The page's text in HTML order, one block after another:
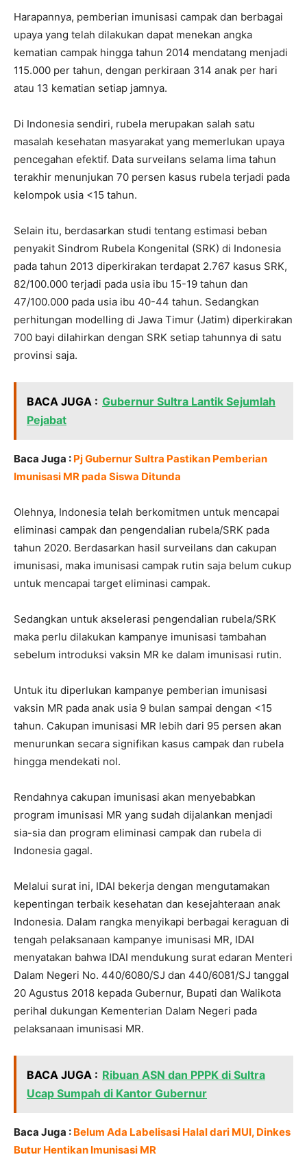
Harapannya, pemberian imunisasi campak dan berbagai
upaya yang telah dilakukan dapat menekan angka
kematian campak hingga tahun 2014 mendatang menjadi
115.000 per tahun, dengan perkiraan 314 anak per hari
atau 13 kematian setiap jamnya.
Di Indonesia sendiri, rubela merupakan salah satu
masalah kesehatan masyarakat yang memerlukan upaya
pencegahan efektif. Data surveilans selama lima tahun
terakhir menunjukan 70 persen kasus rubela terjadi pada
kelompok usia <15 tahun.
Selain itu, berdasarkan studi tentang estimasi beban
penyakit Sindrom Rubela Kongenital (SRK) di Indonesia
pada tahun 2013 diperkirakan terdapat 2.767 kasus SRK,
82/100.000 terjadi pada usia ibu 15-19 tahun dan
47/100.000 pada usia ibu 40-44 tahun. Sedangkan
perhitungan modelling di Jawa Timur (Jatim) diperkirakan
700 bayi dilahirkan dengan SRK setiap tahunnya di satu
provinsi saja.
BACA JUGA : Gubernur Sultra Lantik Sejumlah
Pejabat
Baca Juga : Pj Gubernur Sultra Pastikan Pemberian
Imunisasi MR pada Siswa Ditunda
Olehnya, Indonesia telah berkomitmen untuk mencapai
eliminasi campak dan pengendalian rubela/SRK pada
tahun 2020. Berdasarkan hasil surveilans dan cakupan
imunisasi, maka imunisasi campak rutin saja belum cukup
untuk mencapai target eliminasi campak.
Sedangkan untuk akselerasi pengendalian rubela/SRK
maka perlu dilakukan kampanye imunisasi tambahan
sebelum introduksi vaksin MR ke dalam imunisasi rutin.
Untuk itu diperlukan kampanye pemberian imunisasi
vaksin MR pada anak usia 9 bulan sampai dengan <15
tahun. Cakupan imunisasi MR lebih dari 95 persen akan
menurunkan secara signifikan kasus campak dan rubela
hingga mendekati nol.
Rendahnya cakupan imunisasi akan menyebabkan
program imunisasi MR yang sudah dijalankan menjadi
sia-sia dan program eliminasi campak dan rubela di
Indonesia gagal.
Melalui surat ini, IDAI bekerja dengan mengutamakan
kepentingan terbaik kesehatan dan kesejahteraan anak
Indonesia. Dalam rangka menyikapi berbagai keraguan di
tengah pelaksanaan kampanye imunisasi MR, IDAI
menyatakan bahwa IDAI mendukung surat edaran Menteri
Dalam Negeri No. 440/6080/SJ dan 440/6081/SJ tanggal
20 Agustus 2018 kepada Gubernur, Bupati dan Walikota
perihal dukungan Kementerian Dalam Negeri pada
pelaksanaan imunisasi MR.
BACA JUGA : Ribuan ASN dan PPPK di Sultra
Ucap Sumpah di Kantor Gubernur
Baca Juga : Belum Ada Labelisasi Halal dari MUI, Dinkes
Butur Hentikan Imunisasi MR